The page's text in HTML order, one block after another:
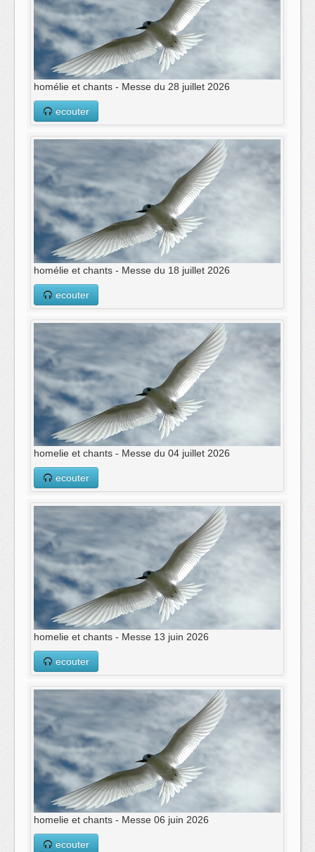
homélie et chants - Messe du 28 juillet 2026
ecouter
homélie et chants - Messe du 18 juillet 2026
ecouter
homelie et chants - Messe du 04 juillet 2026
ecouter
homelie et chants - Messe 13 juin 2026
ecouter
homelie et chants - Messe 06 juin 2026
ecouter